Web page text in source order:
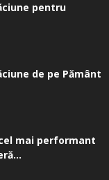
pentru
de pe Pământ
mai performant